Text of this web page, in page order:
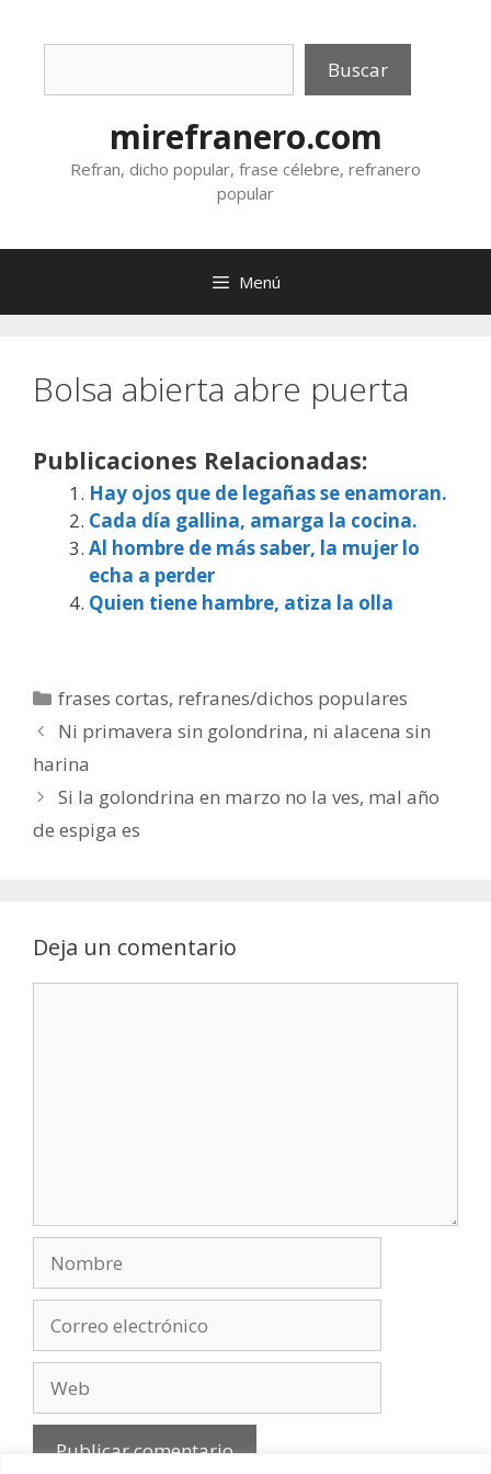
Buscar
mirefranero.com
Refran, dicho popular, frase célebre, refranero
popular
Menú
Bolsa abierta abre puerta
Publicaciones Relacionadas:
Hay ojos que de legañas se enamoran.
Cada día gallina, amarga la cocina.
Al hombre de más saber, la mujer lo
echa a perder
Quien tiene hambre, atiza la olla
Categorías
frases cortas, refranes/dichos populares
Ni primavera sin golondrina, ni alacena sin
harina
Si la golondrina en marzo no la ves, mal año
de espiga es
Deja un comentario
electrónico